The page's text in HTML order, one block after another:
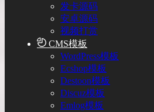
发卡源码
安卓源码
视频打赏
CMS模板
WordPress模板
Ecshop模板
Destoon模板
Discuz模板
Emlog模板